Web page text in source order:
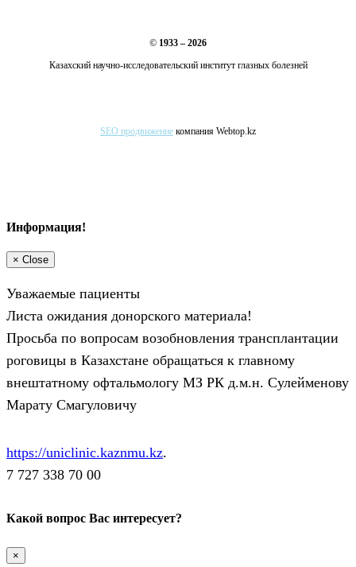
© 1933 – 2026
Казахский научно-исследовательский институт глазных болезней
SEO продвижение компания Webtop.kz
Информация!
× Close
Уважаемые пациенты
Листа ожидания донорского материала!
Просьба по вопросам возобновления трансплантации
роговицы в Казахстане обращаться к главному
внештатному офтальмологу МЗ РК д.м.н. Сулейменову
Марату Смагуловичу
https://uniclinic.kaznmu.kz.
7 727 338 70 00
Какой вопрос Вас интересует?
×